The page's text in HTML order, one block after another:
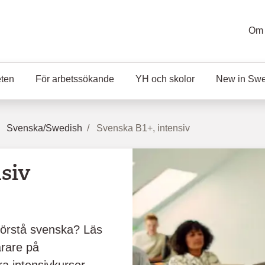
För arbetssökande YH och skolor New in
Svenska/Swedish Svenska B1+, intensiv
svenska? Läs
på